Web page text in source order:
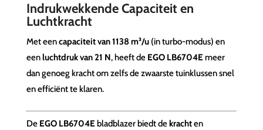
Indrukwekkende Capaciteit en
Luchtkracht
Met eencapaciteit van 1138 m³/u(in turbo-modus) en
eenluchtdruk van 21 N, heeft de EGO LB6704E meer
dan genoeg kracht om zelfs de zwaarste tuinklussen snel
en efficiënt te klaren.
De EGO LB6704E bladblazer biedt dekrachten